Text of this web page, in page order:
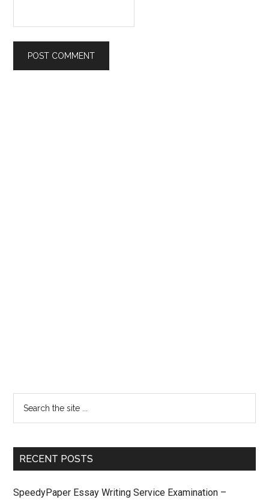
RECENT POSTS
SpeedyPaper Essay Writing Service Examination –